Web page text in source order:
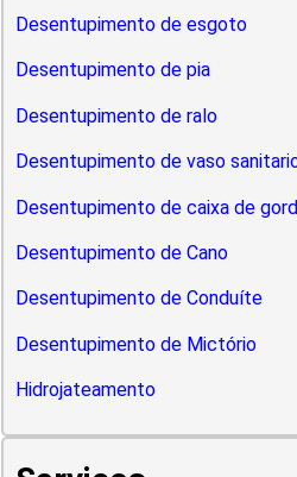
Desentupimento de esgoto
Desentupimento de pia
Desentupimento de ralo
Desentupimento de vaso
Desentupimento de caixa de
Desentupimento de Cano
Desentupimento de Conduíte
Desentupimento de Mictório
Hidrojateamento